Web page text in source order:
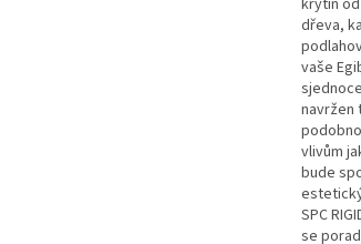
krytin
dřeva,
vaše
navržen
vlivům
bude
SPC
se